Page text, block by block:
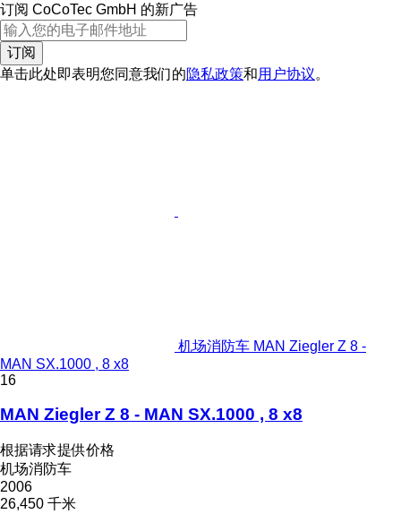
订阅 CoCoTec GmbH 的新广告
订阅
单击此处即表明您同意我们的隐私政策和用户协议。
机场消防车 MAN Ziegler Z 8 -
MAN SX.1000 , 8 x8
16
MAN Ziegler Z 8 - MAN SX.1000 , 8 x8
根据请求提供价格
机场消防车
2006
26,450 千米